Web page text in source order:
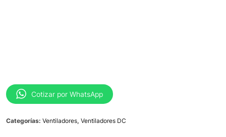
Cotizar por WhatsApp
Categorías: Ventiladores, Ventiladores DC